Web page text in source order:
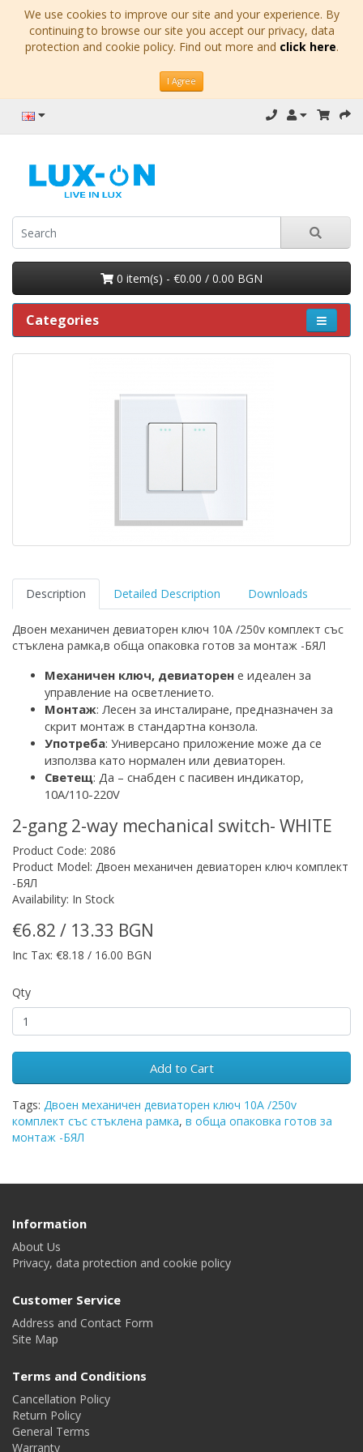
We use cookies to improve our site and your experience. By
continuing to browse our site you accept our privacy, data
protection and cookie policy. Find out more and click here.
I Agree
0 item(s) - €0.00 / 0.00 BGN
Categories
Description Detailed Description Downloads
Двоен механичен девиаторен ключ 10A /250v комплект със
стъклена рамка,в обща опаковка готов за монтаж -БЯЛ
Механичен ключ, девиаторен е идеален за
управление на осветлението.
Монтаж: Лесен за инсталиране, предназначен за
скрит монтаж в стандартна конзола.
Употреба: Универсано приложение може да се
използва като нормален или девиаторен.
Светещ: Да – снабден с пасивен индикатор,
10A/110-220V
2-gang 2-way mechanical switch- WHITE
Product Code: 2086
Product Model: Двоен механичен девиаторен ключ комплект
-БЯЛ
Availability: In Stock
€6.82 / 13.33 BGN
Inc Tax: €8.18 / 16.00 BGN
Qty
Add to Cart
Tags: Двоен механичен девиаторен ключ 10A /250v
комплект със стъклена рамка, в обща опаковка готов за
монтаж -БЯЛ
Information
About Us
Privacy, data protection and cookie policy
Customer Service
Address and Contact Form
Site Map
Terms and Conditions
Cancellation Policy
Return Policy
General Terms
Warranty